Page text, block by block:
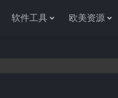
软件工具 欧美资源